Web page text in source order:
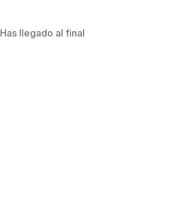
Has llegado al final